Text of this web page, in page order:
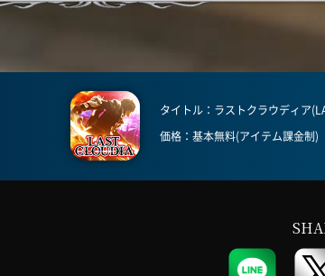
タイトル：ラストクラウディア
価格：基本無料(アイテム課金制)